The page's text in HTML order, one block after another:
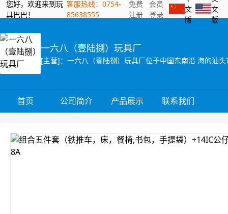
您好，欢迎来到玩
具巴巴！
客服热线：0754-
85638555
免费
注册
会员
登录
文
版
文
版
一六八（壹陆捌）玩具厂
首页 公司简介 产品展示 联系我们